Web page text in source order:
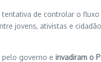
de controlar o
jovens, ativistas e
pelo governo e invadiram o